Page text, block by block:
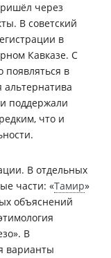
через
В советский
в
Кавказе. С
появляться в
альтернатива
поддержали
что и
В отдельных
части: «Тамир»
объяснений
В
варианты